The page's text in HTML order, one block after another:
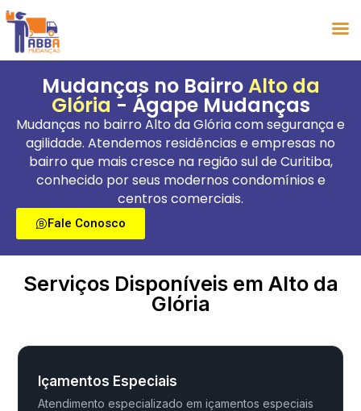
Mudanças no BairroAlto da
Glória - Ágape Mudanças
Mudanças no bairro Alto da Glória com segurança e
agilidade. Atendemos residências e empresas no
bairro que mais cresce na região sul de Curitiba,
conhecido por seus modernos condomínios e
centros comerciais.
Fale Conosco
Serviços Disponíveis em Alto da
Glória
Içamentos Especiais
Atendimento especializado em içamentos especiais